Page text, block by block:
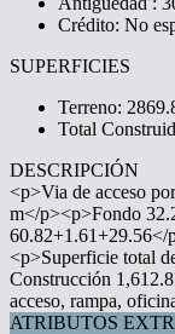
Crédito: No
SUPERFICIES
Terreno:
Total
DESCRIPCIÓN
<p>Via de acceso
m</p><p>Fondo
60.82+1.61+29.56</
<p>Superficie total
Construcción
acceso, rampa,
ATRIBUTOS